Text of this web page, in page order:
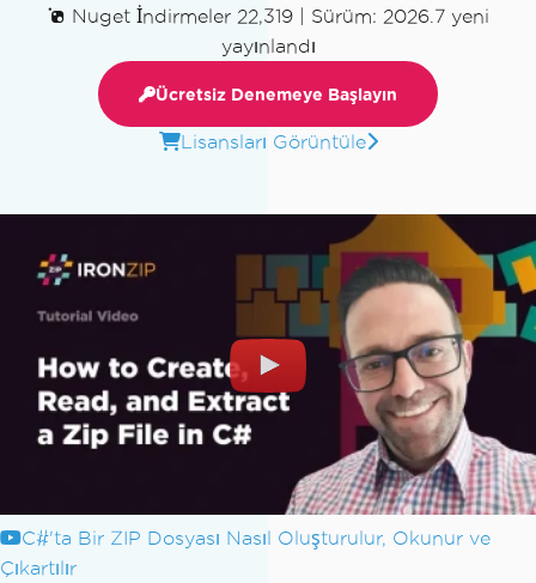
Nuget İndirmeler 22,319
Sürüm: 2026.7 yeni
yayınlandı
Ücretsiz Denemeye Başlayın
Lisansları Görüntüle
C#'ta Bir ZIP Dosyası Nasıl Oluşturulur, Okunur ve
Çıkartılır